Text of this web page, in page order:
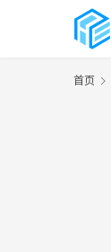
首页